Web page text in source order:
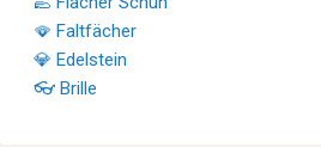
🪭 Faltfächer
💎 Edelstein
👓 Brille